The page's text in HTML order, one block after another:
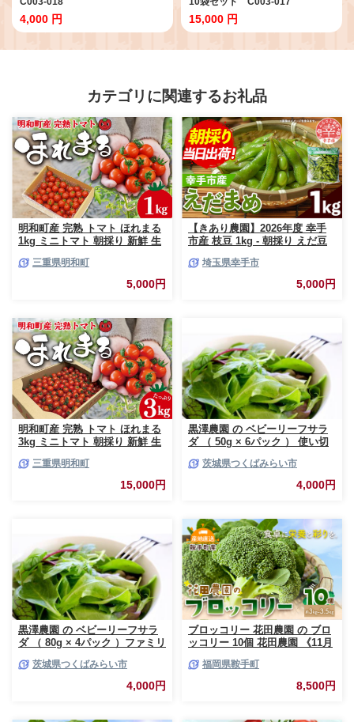
4,000 円 15,000 円
カテゴリに関連するお礼品
明和町産 完熟 トマト ほれまる
1kg ミニトマト 朝採り 新鮮 生
三重県明和町
5,000円
【きあり農園】2026年度 幸手
市産 枝豆 1kg - 朝採り えだ豆
ブル 美味しい おいしい 豆 ずん
だ おつまみ 晩酌 枝豆ご飯 おす
すめ 送料無料 埼玉県 幸手市
埼玉県幸手市
5,000円
明和町産 完熟 トマト ほれまる
3kg ミニトマト 朝採り 新鮮 生
三重県明和町
15,000円
黒澤農園 の ベビーリーフサラ
ダ （ 50g × 6パック ） 使い切
生野菜 食べやすい 若葉 使い切
り 旬 新鮮 国産 彩り 大容量
茨城県つくばみらい市
4,000円
黒澤農園 の ベビーリーフサラ
ダ （ 80g × 4パック ）ファミリ
生野菜 食べやすい 若葉 ファミ
リー 旬 新鮮 国産 彩り 大容量
茨城県つくばみらい市
4,000円
ブロッコリー 花田農園 の ブロ
ッコリー 10個 花田農園 《11月
町 ぶろっこりー 野菜 ブロッコ
リー 産地直送 送料無料
福岡県鞍手町
8,500円